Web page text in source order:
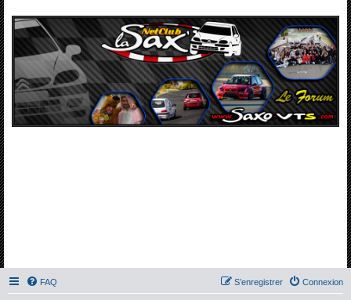
FAQ Connexion
S’enregistrer